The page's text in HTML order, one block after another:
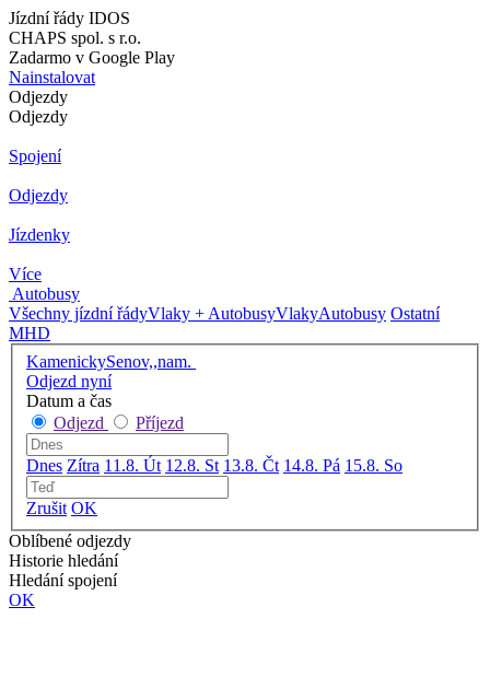
Jízdní řády IDOS
CHAPS spol. s r.o.
Zadarmo v Google Play
Nainstalovat
Odjezdy
Odjezdy
Spojení
Odjezdy
Jízdenky
Více
Autobusy
Všechny jízdní řádyVlaky + AutobusyVlakyAutobusy Ostatní
MHD
KamenickySenov,,nam.
Odjezd nyní
Datum a čas
Odjezd
Příjezd
Dnes Zítra 11.8. Út 12.8. St 13.8. Čt 14.8. Pá 15.8. So
Zrušit OK
Oblíbené odjezdy
Historie hledání
Hledání spojení
OK